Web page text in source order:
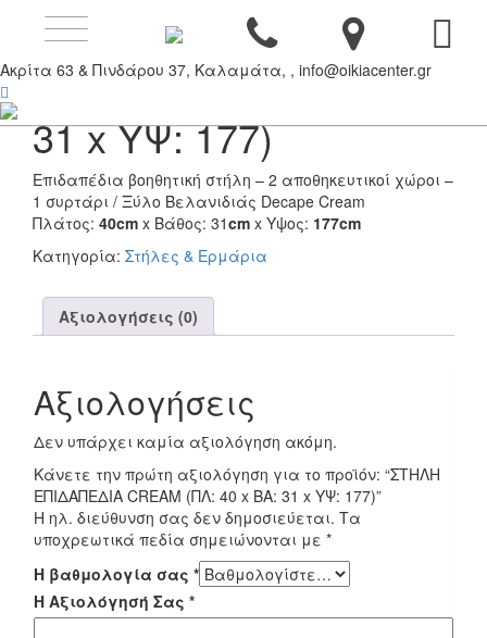
Toggle
navigation
Ακρίτα 63 & Πινδάρου 37, Καλαμάτα, , info@oikiacenter.gr
ΣΤΗΛΗ ΕΠΙΔΑΠΕΔΙΑ
CREAM (ΠΛ: 40 x ΒΑ:
31 x ΥΨ: 177)
Επιδαπέδια βοηθητική στήλη – 2 αποθηκευτικοί χώροι –
1 συρτάρι / Ξύλο Βελανιδιάς Decape Cream
Πλάτος: 40cm x Βάθος: 31cm x Υψος: 177cm
Κατηγορία: Στήλες & Ερμάρια
Αξιολογήσεις (0)
Αξιολογήσεις
Δεν υπάρχει καμία αξιολόγηση ακόμη.
Κάνετε την πρώτη αξιολόγηση για το προϊόν: “ΣΤΗΛΗ
ΕΠΙΔΑΠΕΔΙΑ CREAM (ΠΛ: 40 x ΒΑ: 31 x ΥΨ: 177)”
Η ηλ. διεύθυνση σας δεν δημοσιεύεται. Τα
υποχρεωτικά πεδία σημειώνονται με *
Η βαθμολογία σας *
Η Αξιολόγησή Σας *